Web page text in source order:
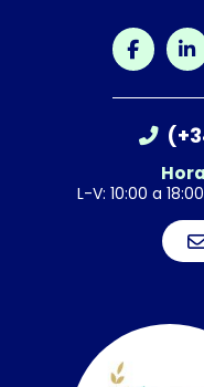
L-V: 10:00 a